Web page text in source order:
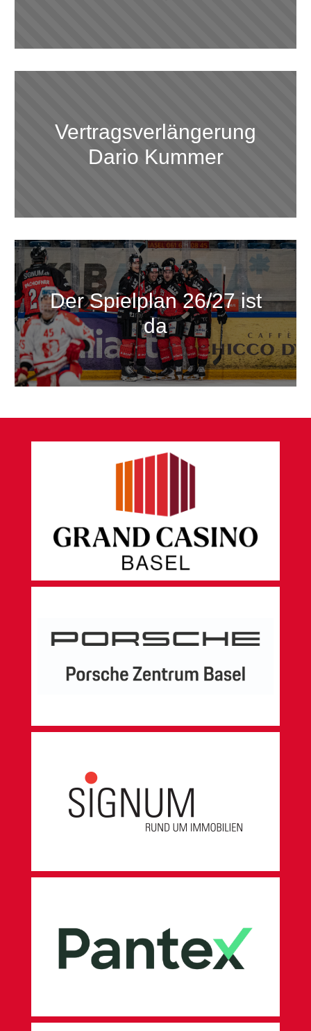
Vertragsverlängerung
Dario Kummer
Der Spielplan 26/27 ist
da